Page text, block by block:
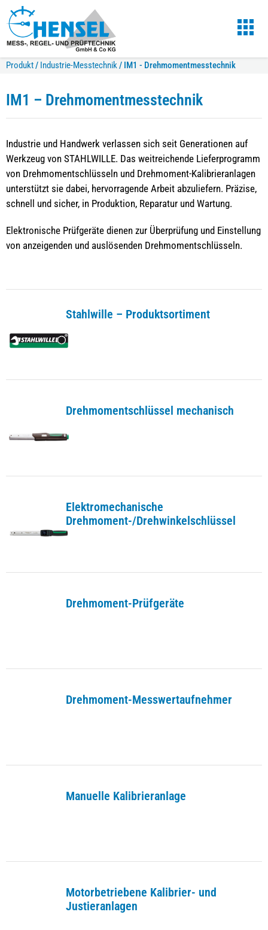
Produkt/ Industrie-Messtechnik/ IM1 - Drehmomentmesstechnik
IM1 – Drehmomentmesstechnik
Industrie und Handwerk verlassen sich seit Generationen auf
Werkzeug von STAHLWILLE. Das weitreichende Lieferprogramm
von Drehmomentschlüsseln und Drehmoment-Kalibrieranlagen
unterstützt sie dabei, hervorragende Arbeit abzuliefern. Präzise,
schnell und sicher, in Produktion, Reparatur und Wartung.
Elektronische Prüfgeräte dienen zur Überprüfung und Einstellung
von anzeigenden und auslösenden Drehmomentschlüsseln.
Stahlwille – Produktsortiment
Drehmomentschlüssel mechanisch
Elektromechanische
Drehmoment-/Drehwinkelschlüssel
Drehmoment-Prüfgeräte
Drehmoment-Messwertaufnehmer
Manuelle Kalibrieranlage
Motorbetriebene Kalibrier- und
Justieranlagen